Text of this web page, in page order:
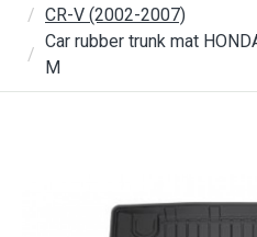
CR-V (2002-2007)
Car rubber trunk mat
M